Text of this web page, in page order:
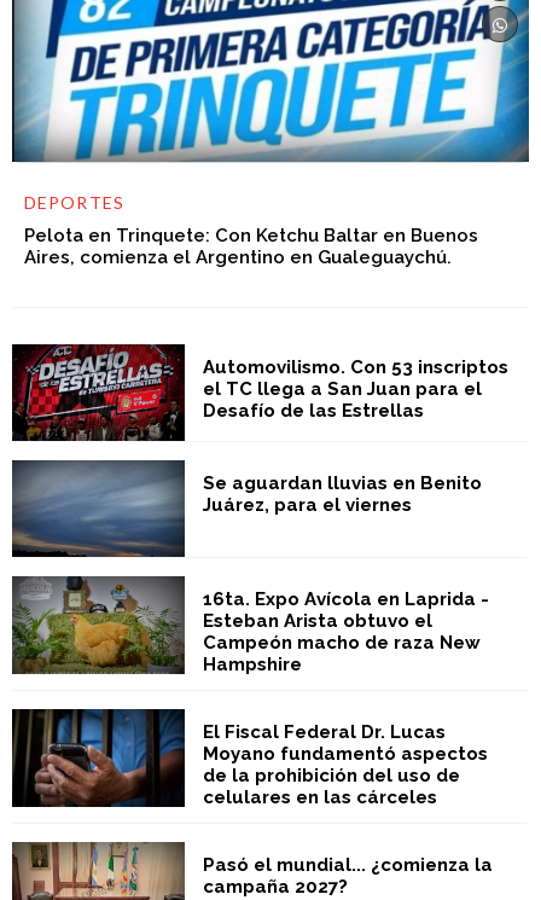
DEPORTES
Pelota en Trinquete: Con Ketchu Baltar en Buenos
Aires, comienza el Argentino en Gualeguaychú.
Automovilismo. Con 53 inscriptos
el TC llega a San Juan para el
Desafío de las Estrellas
Se aguardan lluvias en Benito
Juárez, para el viernes
16ta. Expo Avícola en Laprida -
Esteban Arista obtuvo el
Campeón macho de raza New
Hampshire
El Fiscal Federal Dr. Lucas
Moyano fundamentó aspectos
de la prohibición del uso de
celulares en las cárceles
Pasó el mundial... ¿comienza la
campaña 2027?